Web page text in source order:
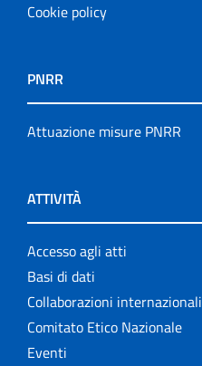
Cookie policy
PNRR
Attuazione misure PNRR
ATTIVITÀ
Accesso agli atti
Basi di dati
Collaborazioni internazionali
Comitato Etico Nazionale
Eventi